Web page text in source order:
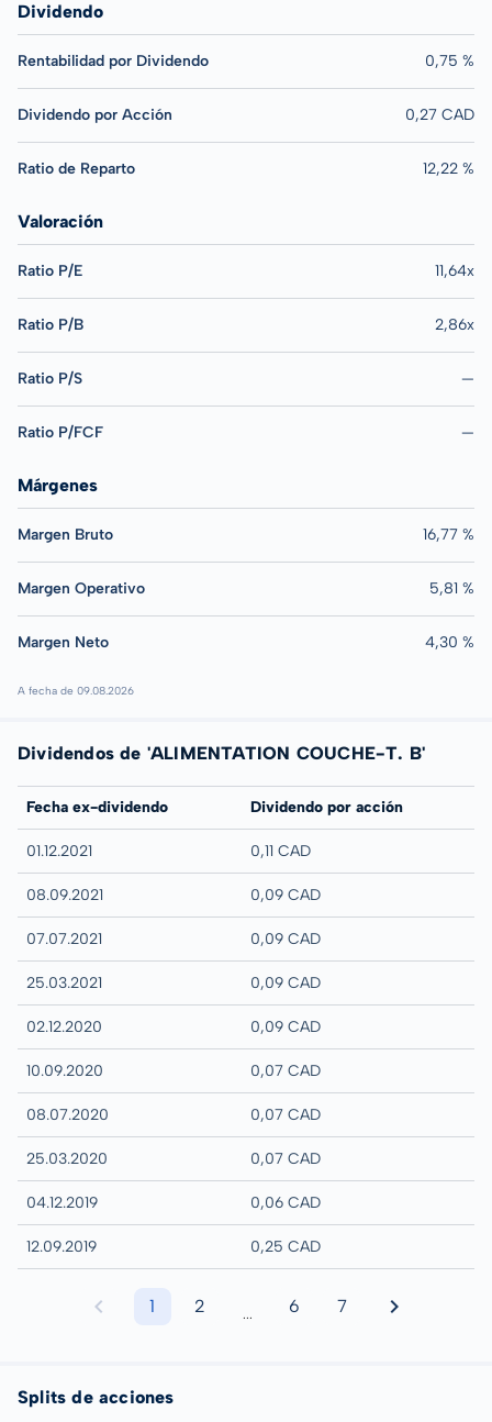
Dividendo
Rentabilidad por Dividendo 0,75 %
Dividendo por Acción 0,27 CAD
Ratio de Reparto 12,22 %
Valoración
Ratio P/E 11,64x
Ratio P/B 2,86x
Ratio P/S —
Ratio P/FCF —
Márgenes
Margen Bruto 16,77 %
Margen Operativo 5,81 %
Margen Neto 4,30 %
A fecha de 09.08.2026
Dividendos de 'ALIMENTATION COUCHE-T. B'
Fecha ex-dividendo Dividendo por acción
01.12.2021 0,11 CAD
08.09.2021 0,09 CAD
07.07.2021 0,09 CAD
25.03.2021 0,09 CAD
02.12.2020 0,09 CAD
10.09.2020 0,07 CAD
08.07.2020 0,07 CAD
25.03.2020 0,07 CAD
04.12.2019 0,06 CAD
12.09.2019 0,25 CAD
1 2 ... 6 7
Splits de acciones